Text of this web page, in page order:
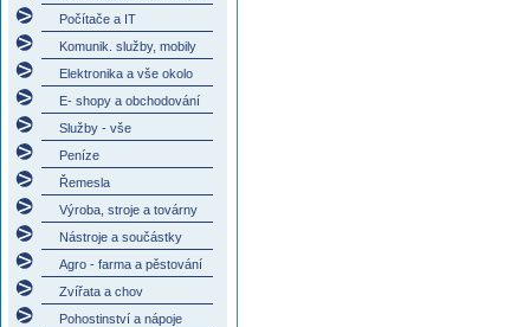
Počítače a IT
Komunik. služby, mobily
Elektronika a vše okolo
E- shopy a obchodování
Služby - vše
Peníze
Řemesla
Výroba, stroje a továrny
Nástroje a součástky
Agro - farma a pěstování
Zvířata a chov
Pohostinství a nápoje